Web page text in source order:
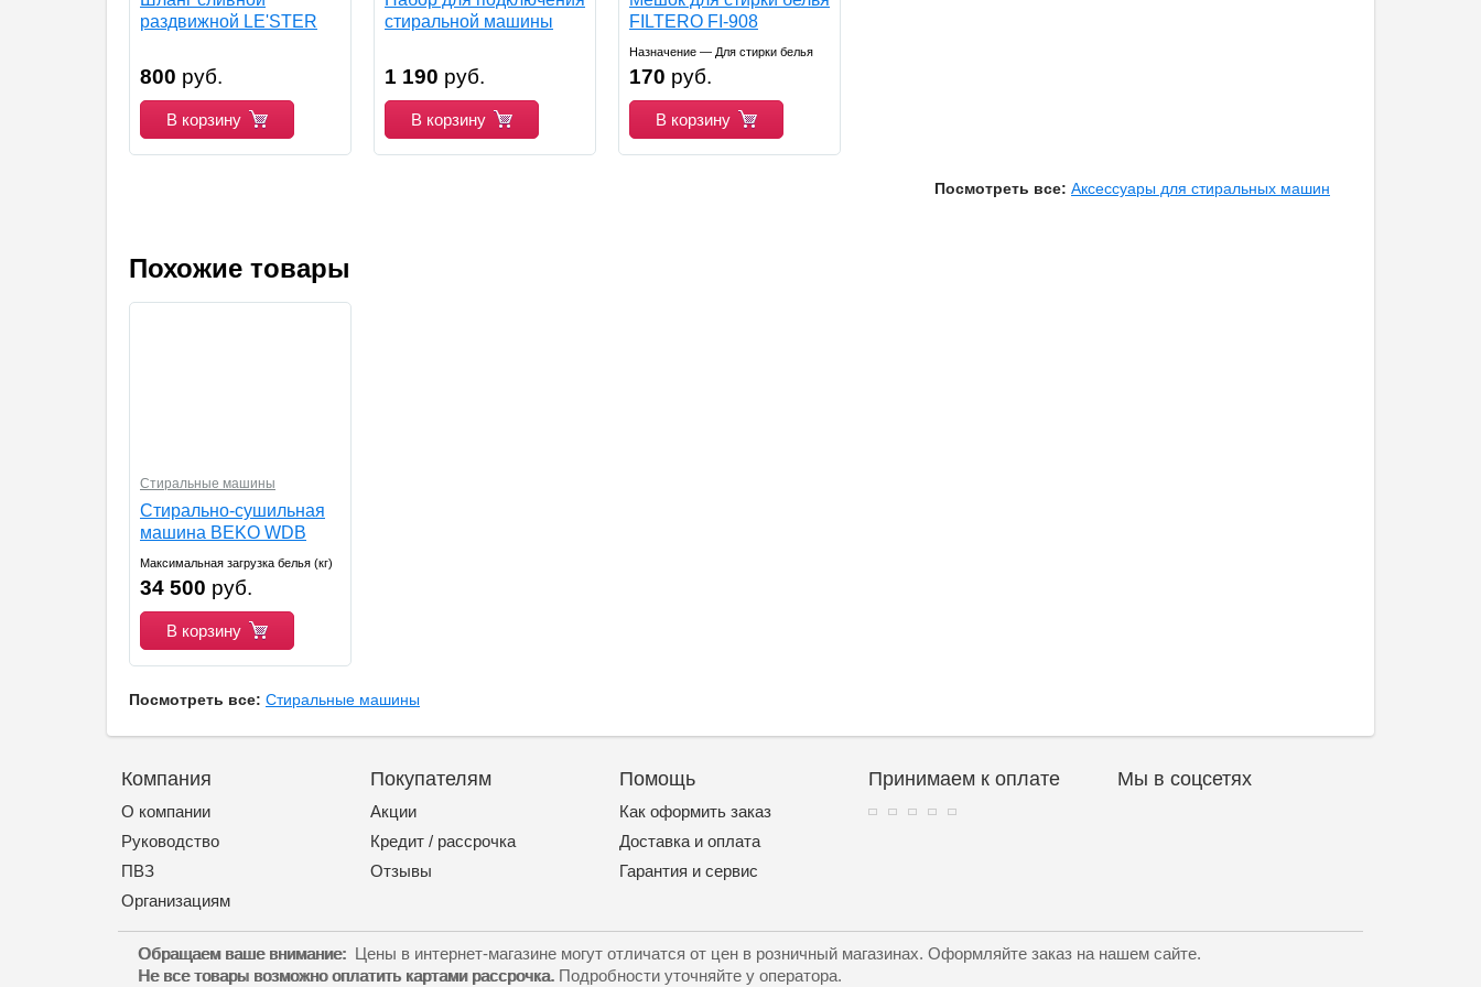
раздвижной LE'STER
800 руб.
В корзину
стиральной машины
1 190 руб.
В корзину
FILTERO FI-908
Назначение — Для стирки белья
170 руб.
В корзину
Посмотреть все: Аксессуары для стиральных машин
Похожие товары
Стиральные машины
Стирально-сушильная
машина BEKO WDB
7425R2W Распродажа
Максимальная загрузка белья (кг)
— 7
(об/мин) — 1200
Сушка — Есть
Вид стиральной машины —
Ширина (см) — 60
Высота (см) — 84
34 500 руб.
В корзину
Посмотреть все: Стиральные машины
Компания
О компании
Руководство
ПВЗ
Организациям
Покупателям
Акции
Кредит / рассрочка
Отзывы
Помощь
Как оформить заказ
Доставка и оплата
Гарантия и сервис
Принимаем к оплате Мы в соцсетях
Обращаем ваше внимание:
Цены в интернет-магазине могут отличатся от цен в розничный магазинах. Оформляйте заказ на нашем сайте.
Не все товары возможно оплатить картами рассрочка. Подробности уточняйте у оператора.